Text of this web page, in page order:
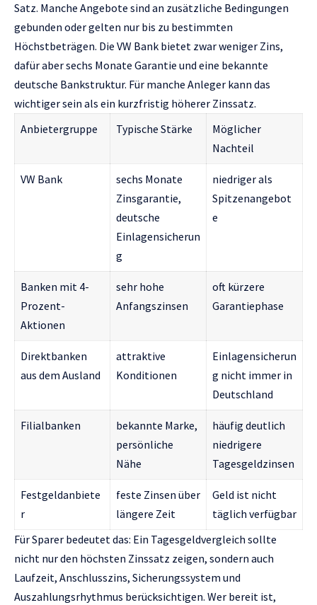
Satz. Manche Angebote sind an zusätzliche Bedingungen
gebunden oder gelten nur bis zu bestimmten
Höchstbeträgen. Die VW Bank bietet zwar weniger Zins,
dafür aber sechs Monate Garantie und eine bekannte
deutsche Bankstruktur. Für manche Anleger kann das
wichtiger sein als ein kurzfristig höherer Zinssatz.
Anbietergruppe
Typische Stärke
Möglicher
Nachteil
VW Bank
sechs Monate
Zinsgarantie,
deutsche
Einlagensicherun
g
niedriger als
Spitzenangebot
e
Banken mit 4-
Prozent-
Aktionen
sehr hohe
Anfangszinsen
oft kürzere
Garantiephase
Direktbanken
aus dem Ausland
attraktive
Konditionen
Einlagensicherun
g nicht immer in
Deutschland
Filialbanken
bekannte Marke,
persönliche
Nähe
häufig deutlich
niedrigere
Tagesgeldzinsen
Festgeldanbiete
r
feste Zinsen über
längere Zeit
Geld ist nicht
täglich verfügbar
Für Sparer bedeutet das: Ein Tagesgeldvergleich sollte
nicht nur den höchsten Zinssatz zeigen, sondern auch
Laufzeit, Anschlusszins, Sicherungssystem und
Auszahlungsrhythmus berücksichtigen. Wer bereit ist,